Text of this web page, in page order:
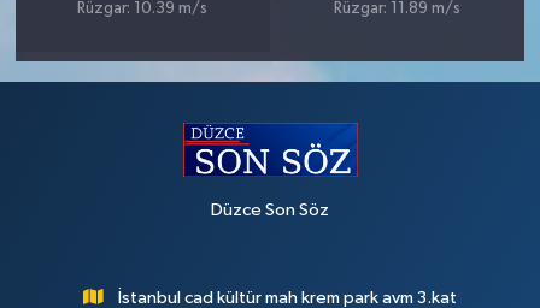
Rüzgar: 10.39 m/s
Rüzgar: 11.89 m/s
Düzce Son Söz
İstanbul cad kültür mah krem park avm 3.kat